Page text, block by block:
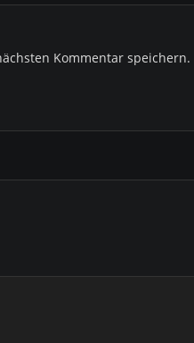
Kommentar speichern.